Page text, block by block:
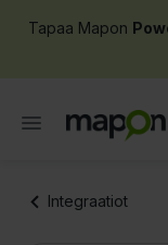
Tapaa Mapon
Integraatiot